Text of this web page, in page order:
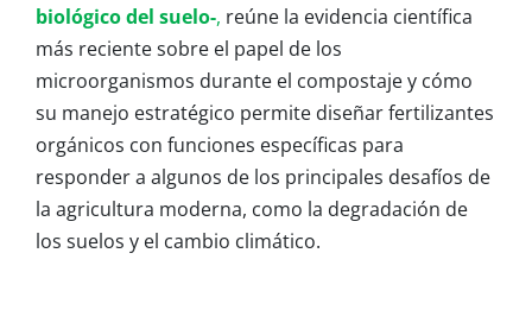
biológico del suelo-, reúne la evidencia científica
más reciente sobre el papel de los
microorganismos durante el compostaje y cómo
su manejo estratégico permite diseñar fertilizantes
orgánicos con funciones específicas para
responder a algunos de los principales desafíos de
la agricultura moderna, como la degradación de
los suelos y el cambio climático.